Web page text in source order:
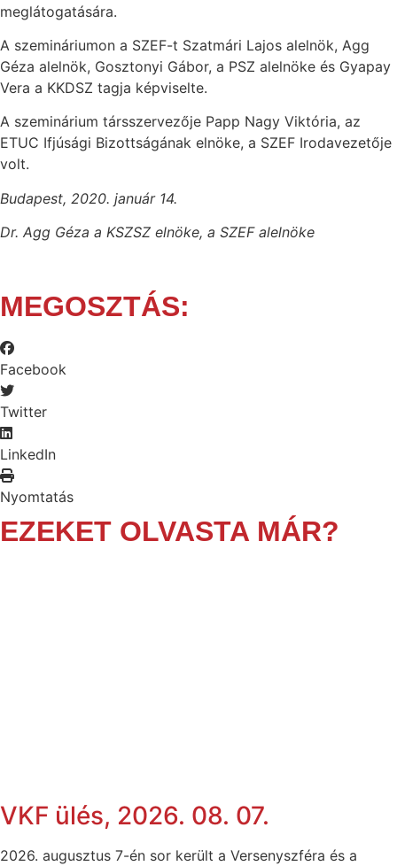
meglátogatására.
A szemináriumon a SZEF-t Szatmári Lajos alelnök, Agg
Géza alelnök, Gosztonyi Gábor, a PSZ alelnöke és Gyapay
Vera a KKDSZ tagja képviselte.
A szeminárium társszervezője Papp Nagy Viktória, az
ETUC Ifjúsági Bizottságának elnöke, a SZEF Irodavezetője
volt.
Budapest, 2020. január 14.
Dr. Agg Géza a KSZSZ elnöke, a SZEF alelnöke
MEGOSZTÁS:
Facebook
Twitter
LinkedIn
Nyomtatás
EZEKET OLVASTA MÁR?
VKF ülés, 2026. 08. 07.
2026. augusztus 7-én sor került a Versenyszféra és a